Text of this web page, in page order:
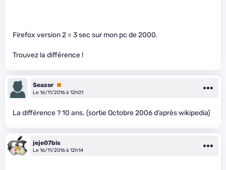
Firefox version 2 = 3 sec sur mon pc de 2000.
Trouvez la différence !
Seazor Premium
Le 16/11/2016 à 12h01
La différence ? 10 ans. (sortie Octobre 2006 d’après wikipedia)
jeje07bis
Le 16/11/2016 à 12h14